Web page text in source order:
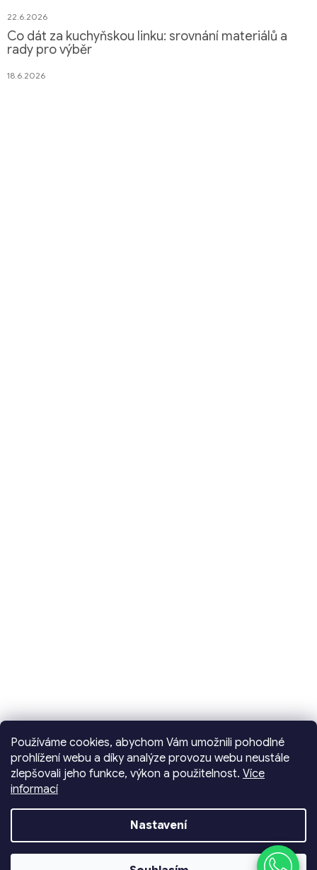
Používáme cookies, abychom Vám umožnili pohodlné
prohlížení webu a díky analýze provozu webu neustále
zlepšovali jeho funkce, výkon a použitelnost. Více
informací
Nastavení
22.6.2026
Co dát za kuchyňskou linku: srovnání materiálů a
rady pro výběr
18.6.2026
Vytvořil Shoptet
Copyright 2026Dencop Lighting spol. s r.o..